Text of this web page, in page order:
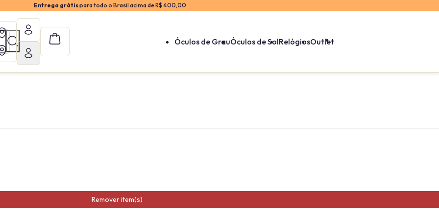
Entrega grátispara todo o Brasil acima de R$ 400,00
Óculos de GrauÓculos de SolRelógiosOutlet
Remover item(s)